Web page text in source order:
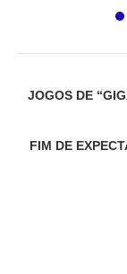
JOGOS DE
FIM DE